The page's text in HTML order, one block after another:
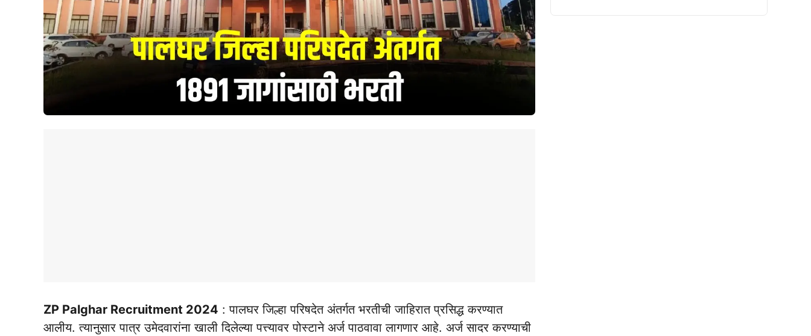
ZP Palghar Recruitment 2024 : पालघर जिल्हा परिषदेत अंतर्गत भरतीची जाहिरात प्रसिद्ध करण्यात
आलीय. त्यानुसार पात्र उमेदवारांना खाली दिलेल्या पत्त्यावर पोस्टाने अर्ज पाठवावा लागणार आहे. अर्ज सादर करण्याची